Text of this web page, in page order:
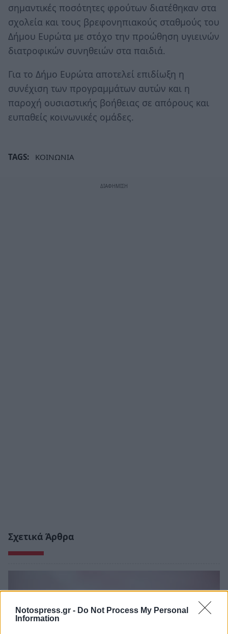
Notospress.gr - Do Not Process My Personal
Information
σημαντικές ποσότητες φρούτων διατέθηκαν στα
σχολεία και τους βρεφονηπιακούς σταθμούς του
Δήμου Ευρώτα με στόχο την προώθηση υγιεινών
διατροφικών συνηθειών στα παιδιά.
Για το Δήμο Ευρώτα αποτελεί επιδίωξη η
συνέχιση των προγραμμάτων αυτών και η
παροχή ουσιαστικής βοήθειας σε απόρους και
ευπαθείς κοινωνικές ομάδες.
TAGS: ΚΟΙΝΩΝΙΑ
Σχετικά Άρθρα